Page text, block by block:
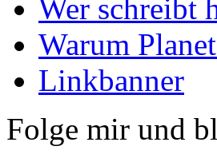
Wer schreibt
Warum
Linkbanner
Folge mir und